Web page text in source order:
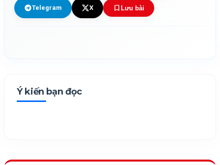
Telegram X Lưu bài
Ý kiến bạn đọc